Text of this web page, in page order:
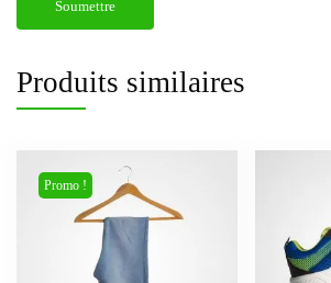
Produits similaires
Promo !